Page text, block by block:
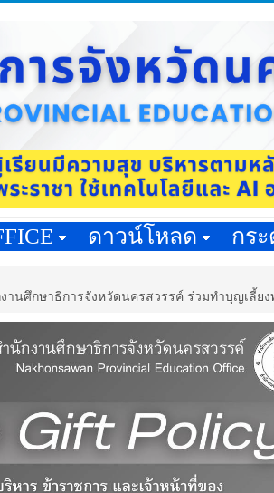
ดาวน์โหลด กร
ศึกษาธิการจังหวัดนครสวรรค์ ร่วมทำบุญเลี้ยง